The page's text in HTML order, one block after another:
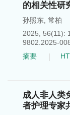
的相关性研
孙照东 常柏
2025, 56(11):
9802.2025-
摘要
成人非人类
者护理专家